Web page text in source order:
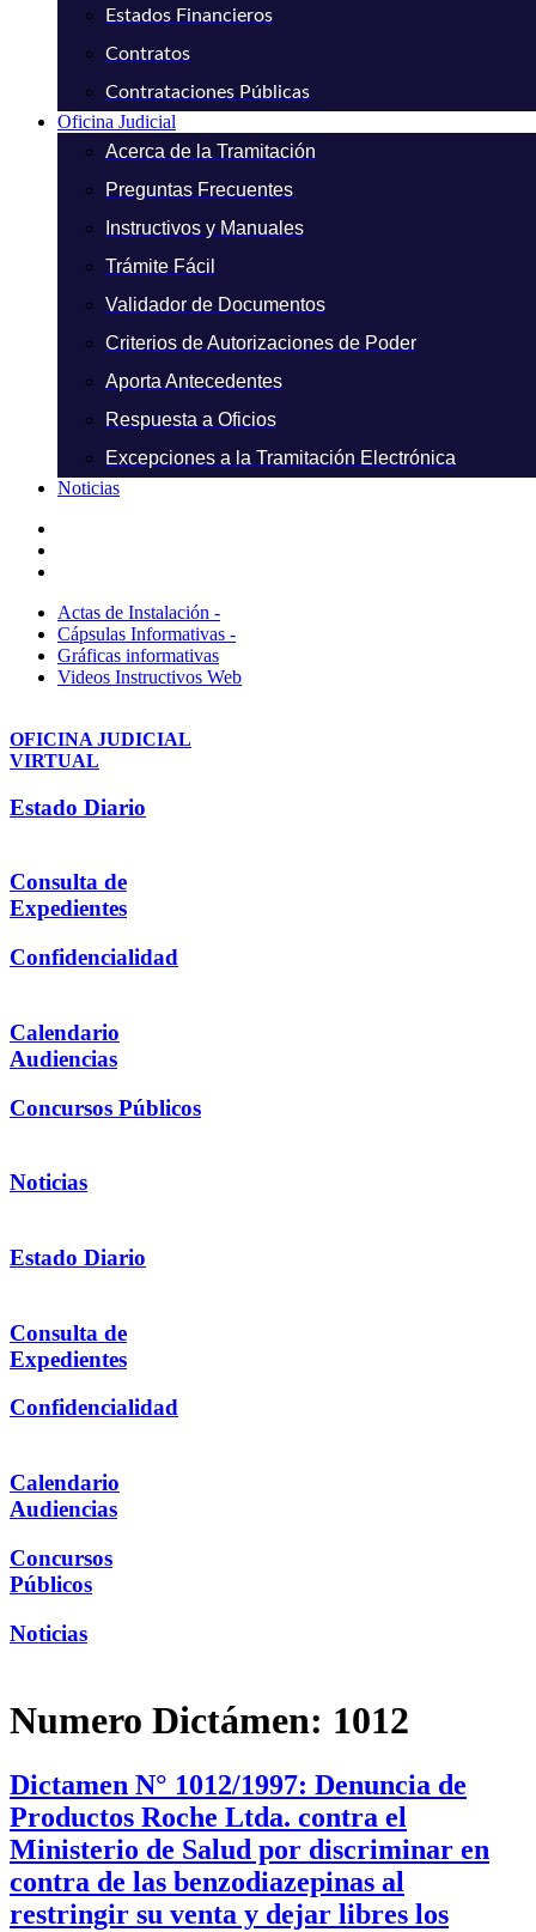
Estados Financieros
Contratos
Contrataciones Públicas
Oficina Judicial
Acerca de la Tramitación
Preguntas Frecuentes
Instructivos y Manuales
Trámite Fácil
Validador de Documentos
Criterios de Autorizaciones de Poder
Aporta Antecedentes
Respuesta a Oficios
Excepciones a la Tramitación Electrónica
Noticias
Actas de Instalación -
Cápsulas Informativas -
Gráficas informativas
Videos Instructivos Web
OFICINA JUDICIAL
VIRTUAL
Estado Diario
Consulta de
Expedientes
Confidencialidad
Calendario
Audiencias
Concursos Públicos
Noticias
Estado Diario
Consulta de
Expedientes
Confidencialidad
Calendario
Audiencias
Concursos
Públicos
Noticias
Numero Dictámen: 1012
Dictamen N° 1012/1997: Denuncia de
Productos Roche Ltda. contra el
Ministerio de Salud por discriminar en
contra de las benzodiazepinas al
restringir su venta y dejar libres los